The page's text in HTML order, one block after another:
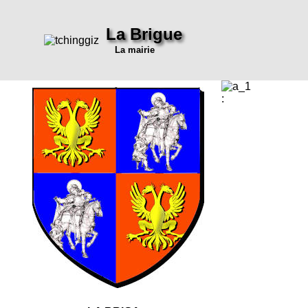
La Brigue
La mairie
: